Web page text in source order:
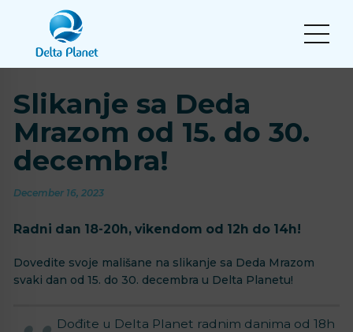
Slikanje sa Deda
Mrazom od 15. do 30.
decembra!
December 16, 2023
Radni dan 18-20h, vikendom od 12h do 14h!
Dovedite svoje mališane na slikanje sa Deda Mrazom
svaki dan od 15. do 30. decembra u Delta Planetu!
Dođite u Delta Planet radnim danima od 18h